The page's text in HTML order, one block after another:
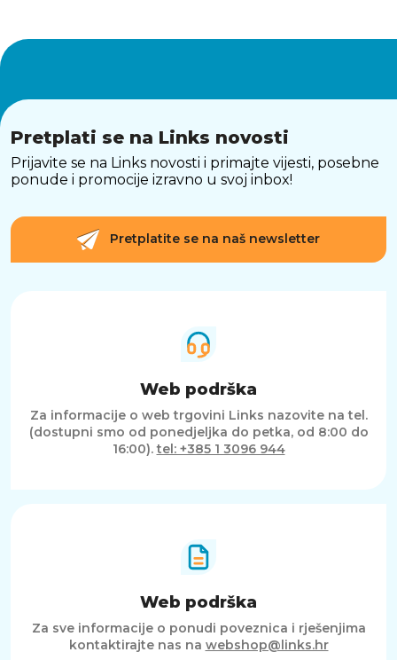
Pretplati se na Links novosti
Prijavite se na Links novosti i primajte vijesti, posebne
ponude i promocije izravno u svoj inbox!
Pretplatite se na naš newsletter
Web podrška
Za informacije o web trgovini Links nazovite na tel.
(dostupni smo od ponedjeljka do petka, od 8:00 do
16:00).tel: +385 1 3096 944
Web podrška
Za sve informacije o ponudi poveznica i rješenjima
kontaktirajte nas na webshop@links.hr